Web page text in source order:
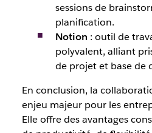
sessions de
planification.
Notion : outil de
polyvalent, alliant
de projet et base de
En conclusion, la
enjeu majeur pour les
Elle offre des avantages